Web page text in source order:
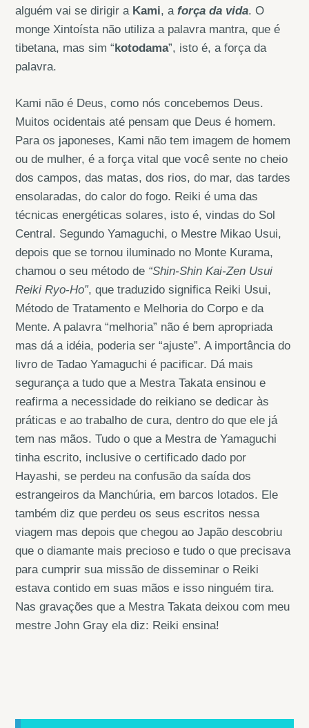
alguém vai se dirigir a Kami, aforça da vida. O
monge Xintoísta não utiliza a palavra mantra, que é
tibetana, mas sim “kotodama”, isto é, a força da
palavra.
Kami não é Deus, como nós concebemos Deus.
Muitos ocidentais até pensam que Deus é homem.
Para os japoneses, Kami não tem imagem de homem
ou de mulher, é a força vital que você sente no cheio
dos campos, das matas, dos rios, do mar, das tardes
ensolaradas, do calor do fogo. Reiki é uma das
técnicas energéticas solares, isto é, vindas do Sol
Central. Segundo Yamaguchi, o Mestre Mikao Usui,
depois que se tornou iluminado no Monte Kurama,
chamou o seu método de “Shin-Shin Kai-Zen Usui
Reiki Ryo-Ho”, que traduzido significa Reiki Usui,
Método de Tratamento e Melhoria do Corpo e da
Mente. A palavra “melhoria” não é bem apropriada
mas dá a idéia, poderia ser “ajuste”. A importância do
livro de Tadao Yamaguchi é pacificar. Dá mais
segurança a tudo que a Mestra Takata ensinou e
reafirma a necessidade do reikiano se dedicar às
práticas e ao trabalho de cura, dentro do que ele já
tem nas mãos. Tudo o que a Mestra de Yamaguchi
tinha escrito, inclusive o certificado dado por
Hayashi, se perdeu na confusão da saída dos
estrangeiros da Manchúria, em barcos lotados. Ele
também diz que perdeu os seus escritos nessa
viagem mas depois que chegou ao Japão descobriu
que o diamante mais precioso e tudo o que precisava
para cumprir sua missão de disseminar o Reiki
estava contido em suas mãos e isso ninguém tira.
Nas gravações que a Mestra Takata deixou com meu
mestre John Gray ela diz: Reiki ensina!